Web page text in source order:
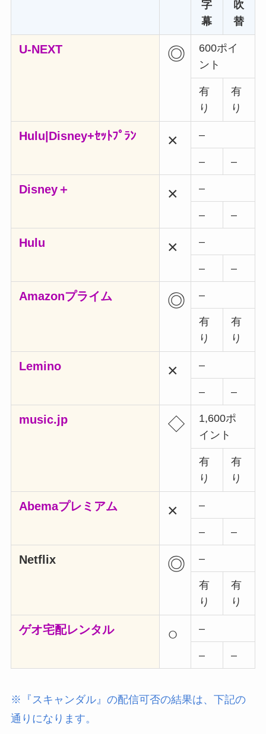
字
幕
吹
替
U-NEXT ◎
600ポイ
ント
有
り
有
り
Hulu|Disney+ｾｯﾄﾌﾟﾗﾝ × –
– –
Disney＋ × –
– –
Hulu × –
– –
Amazonプライム ◎ –
有
り
有
り
Lemino × –
– –
music.jp ◇
1,600ポ
イント
有
り
有
り
Abemaプレミアム × –
– –
Netflix ◎ –
有
り
有
り
ゲオ宅配レンタル ○ –
– –
※『スキャンダル』の配信可否の結果は、下記の
通りになります。